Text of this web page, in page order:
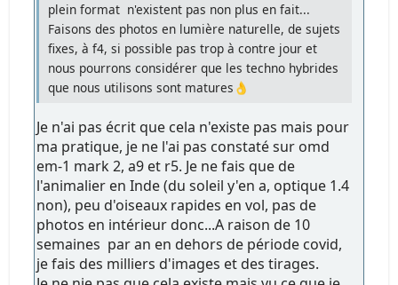
plein format n'existent pas non plus en fait...
Faisons des photos en lumière naturelle, de sujets
fixes, à f4, si possible pas trop à contre jour et
nous pourrons considérer que les techno hybrides
que nous utilisons sont matures👌
Je n'ai pas écrit que cela n'existe pas mais pour
ma pratique, je ne l'ai pas constaté sur omd
em-1 mark 2, a9 et r5. Je ne fais que de
l'animalier en Inde (du soleil y'en a, optique 1.4
non), peu d'oiseaux rapides en vol, pas de
photos en intérieur donc...A raison de 10
semaines par an en dehors de période covid,
je fais des milliers d'images et des tirages.